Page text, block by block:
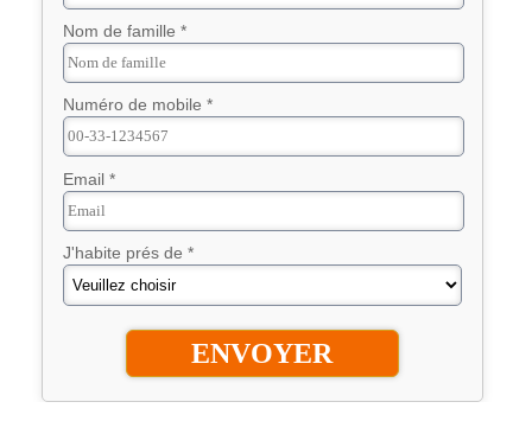
Nom de famille *
Numéro de mobile *
Email *
J'habite prés de *